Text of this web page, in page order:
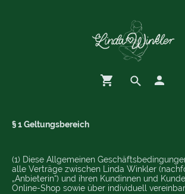
§ 1 Geltungsbereich
(1) Diese Allgemeinen
alle Verträge zwischen Linda Winkler
„Anbieterin“) und ihren Kundinnen und
Online-Shop sowie über individuell